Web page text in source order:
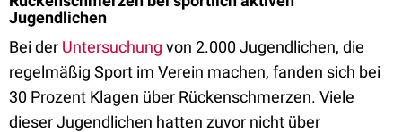
Jugendlichen
Bei der Untersuchung von 2.000 Jugendlichen, die
regelmäßig Sport im Verein machen, fanden sich bei
30 Prozent Klagen über Rückenschmerzen. Viele
dieser Jugendlichen hatten zuvor nicht über